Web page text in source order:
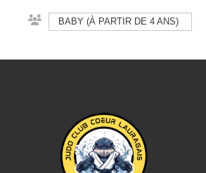
BABY (À PARTIR DE 4 ANS)